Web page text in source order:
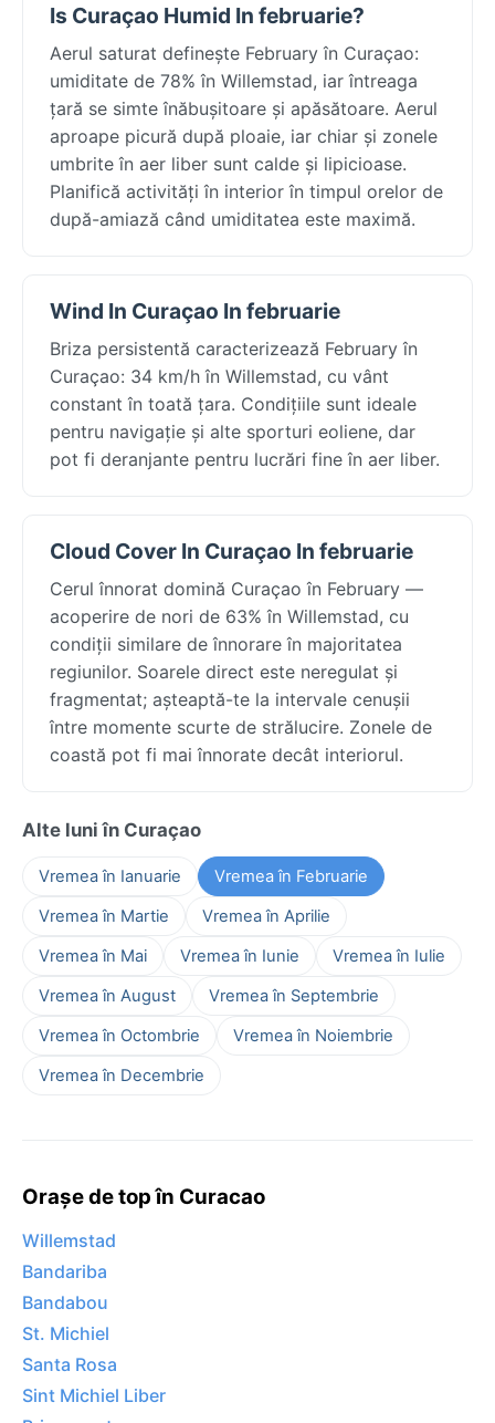
Is Curaçao Humid In februarie?
Aerul saturat definește February în Curaçao:
umiditate de 78% în Willemstad, iar întreaga
țară se simte înăbușitoare și apăsătoare. Aerul
aproape picură după ploaie, iar chiar și zonele
umbrite în aer liber sunt calde și lipicioase.
Planifică activități în interior în timpul orelor de
după-amiază când umiditatea este maximă.
Wind In Curaçao In februarie
Briza persistentă caracterizează February în
Curaçao: 34 km/h în Willemstad, cu vânt
constant în toată țara. Condițiile sunt ideale
pentru navigație și alte sporturi eoliene, dar
pot fi deranjante pentru lucrări fine în aer liber.
Cloud Cover In Curaçao In februarie
Cerul înnorat domină Curaçao în February —
acoperire de nori de 63% în Willemstad, cu
condiții similare de înnorare în majoritatea
regiunilor. Soarele direct este neregulat și
fragmentat; așteaptă-te la intervale cenușii
între momente scurte de strălucire. Zonele de
coastă pot fi mai înnorate decât interiorul.
Alte luni în Curaçao
Vremea în Ianuarie
Vremea în Februarie
Vremea în Martie
Vremea în Aprilie
Vremea în Mai
Vremea în Iunie
Vremea în Iulie
Vremea în August
Vremea în Septembrie
Vremea în Octombrie
Vremea în Noiembrie
Vremea în Decembrie
Orașe de top în Curacao
Willemstad
Bandariba
Bandabou
St. Michiel
Santa Rosa
Sint Michiel Liber